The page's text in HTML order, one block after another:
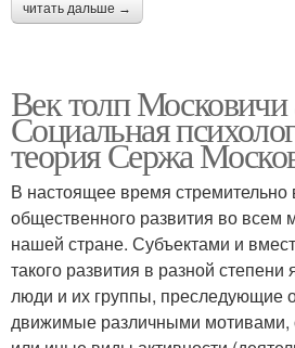
читать дальше →
Век толп Московичи
Социальная
теория Сержа
В настоящее время стремительно
общественного развития во всем
нашей стране. Субъектами и
такого развития в разной
люди и их группы, преследующие
движимые различными